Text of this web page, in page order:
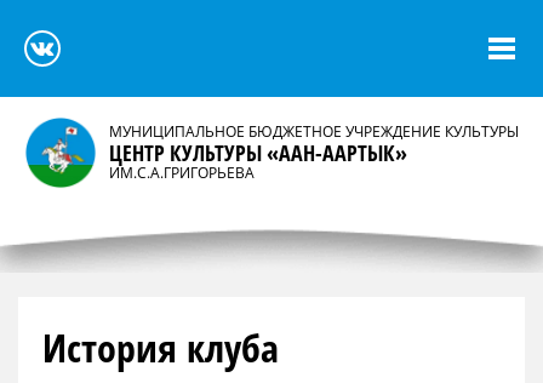
МУНИЦИПАЛЬНОЕ БЮДЖЕТНОЕ УЧРЕЖДЕНИЕ КУЛЬТУРЫ
ЦЕНТР КУЛЬТУРЫ «ААН-ААРТЫК»
ИМ.С.А.ГРИГОРЬЕВА
История клуба